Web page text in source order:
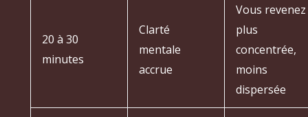
20 à 30
minutes
Clarté
mentale
accrue
Vous revenez
plus
concentrée,
moins
dispersée